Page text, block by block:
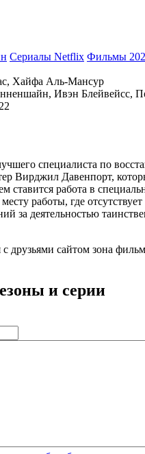
Сериалы Netflix Фильмы
Хайфа Аль-Мансур
Ивэн Блейвейсс,
специалиста по
Вирджил Давенпорт,
ставится работа в
работы, где
за деятельностью
с друзьями сайтом зона
и серии